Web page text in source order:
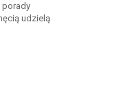
porady
udzielą